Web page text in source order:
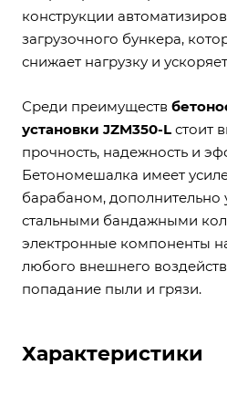
конструкции
загрузочного бункера,
снижает нагрузку и
Среди преимуществ
установки JZM350-L стоит
прочность, надежность и
Бетономешалка имеет
барабаном,
стальными бандажными
электронные компоненты
любого внешнего
попадание пыли и грязи.
Характеристики